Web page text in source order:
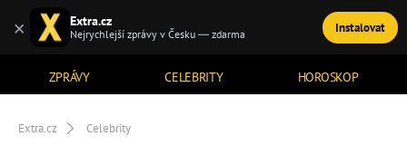
ZPRÁVY CELEBRITY HOROSKOP
TÉMATA
Extra.cz Celebrity
× Extra.cz
Nejrychlejší zprávy v Česku — zdarma Instalovat